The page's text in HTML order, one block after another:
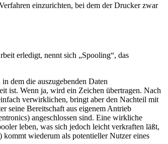
einzurichten, bei dem der Drucker zwar
erledigt, nennt sich „Spooling“, das
dem die auszugebenden Daten
ist. Wenn ja, wird ein Zeichen übertragen. Nach
verwirklichen, bringt aber den Nachteil mit
seine Bereitschaft aus eigenem Antrieb
angeschlossen sind. Eine wirkliche
leben, was sich jedoch leicht verkraften läßt,
kommt wiederum als potentieller Nutzer eines